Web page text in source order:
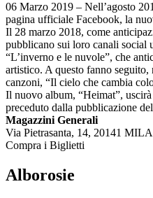
06 Marzo 2019 – Nell’agosto
pagina ufficiale Facebook, la
Il 28 marzo 2018, come
pubblicano sui loro canali social
“L’inverno e le nuvole”, che
artistico. A questo fanno seguito,
canzoni, “Il cielo che cambia
Il nuovo album, “Heimat”,
preceduto dalla pubblicazione
Magazzini Generali
Via Pietrasanta, 14, 20141
Compra i Biglietti
Alborosie